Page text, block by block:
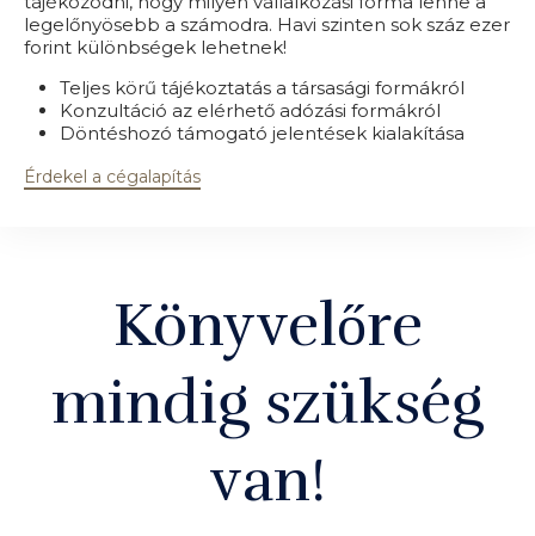
legelőnyösebb a számodra. Havi szinten sok száz ezer
forint különbségek lehetnek!
Teljes körű tájékoztatás a társasági formákról
Konzultáció az elérhető adózási formákról
Döntéshozó támogató jelentések kialakítása
Érdekel a cégalapítás
Könyvelőre
mindig szükség
van!